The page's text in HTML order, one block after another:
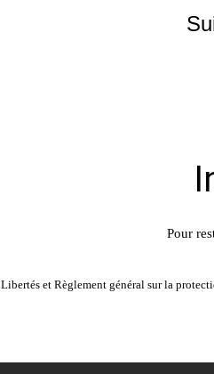
Pour
et Règlement général sur la